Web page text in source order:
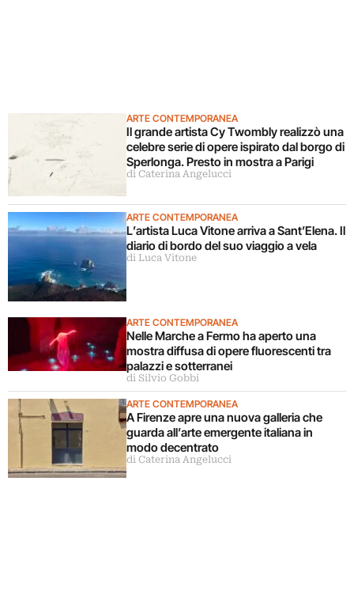
ARTE CONTEMPORANEA
Il grande artista Cy Twombly realizzò una
celebre serie di opere ispirato dal borgo di
Sperlonga. Presto in mostra a Parigi
di Caterina Angelucci
ARTE CONTEMPORANEA
L’artista Luca Vitone arriva a Sant’Elena. Il
diario di bordo del suo viaggio a vela
di Luca Vitone
ARTE CONTEMPORANEA
Nelle Marche a Fermo ha aperto una
mostra diffusa di opere fluorescenti tra
palazzi e sotterranei
di Silvio Gobbi
ARTE CONTEMPORANEA
A Firenze apre una nuova galleria che
guarda all’arte emergente italiana in
modo decentrato
di Caterina Angelucci